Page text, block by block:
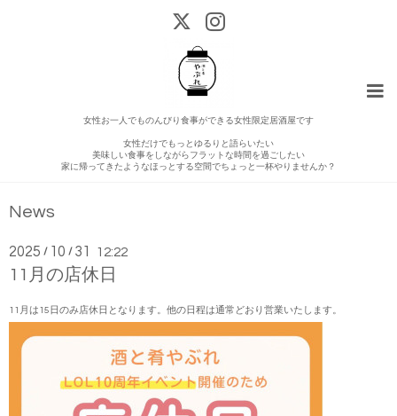
女性お一人でものんびり食事ができる女性限定居酒屋です
女性だけでもっとゆるりと語らいたい
美味しい食事をしながらフラットな時間を過ごしたい
家に帰ってきたようなほっとする空間でちょっと一杯やりませんか？
News
2025 / 10 / 31 12:22
11月の店休日
11月は15日のみ店休日となります。他の日程は通常どおり営業いたします。